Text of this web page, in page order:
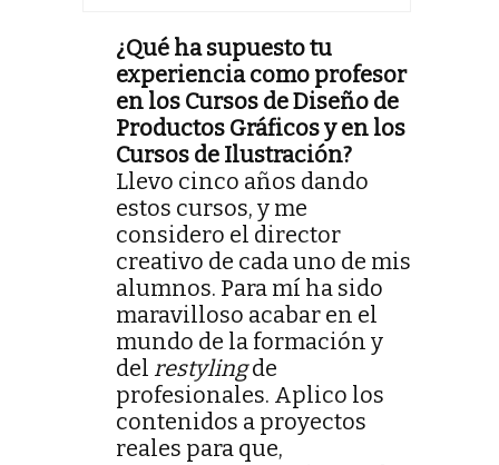
¿Qué ha supuesto tu
experiencia como profesor
en los Cursos de Diseño de
Productos Gráficos y en los
Cursos de Ilustración?
Llevo cinco años dando
estos cursos, y me
considero el director
creativo de cada uno de mis
alumnos. Para mí ha sido
maravilloso acabar en el
mundo de la formación y
del restylingde
profesionales. Aplico los
contenidos a proyectos
reales para que,